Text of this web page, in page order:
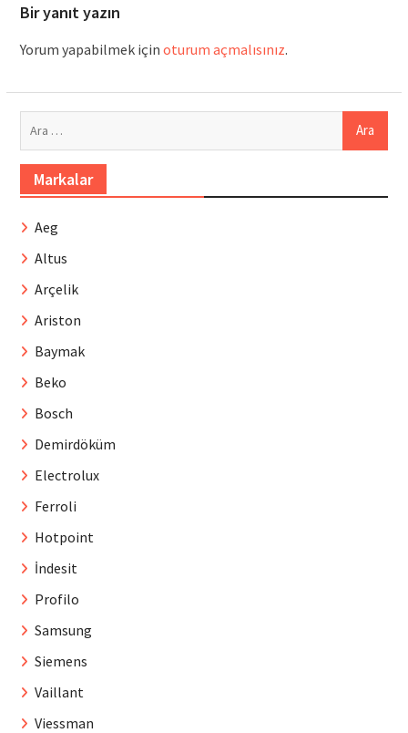
Bir yanıt yazın
Yorum yapabilmek için oturum açmalısınız.
Markalar
Aeg
Altus
Arçelik
Ariston
Baymak
Beko
Bosch
Demirdöküm
Electrolux
Ferroli
Hotpoint
İndesit
Profilo
Samsung
Siemens
Vaillant
Viessman